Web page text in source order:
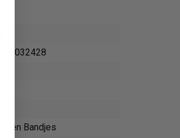
en Bandjes